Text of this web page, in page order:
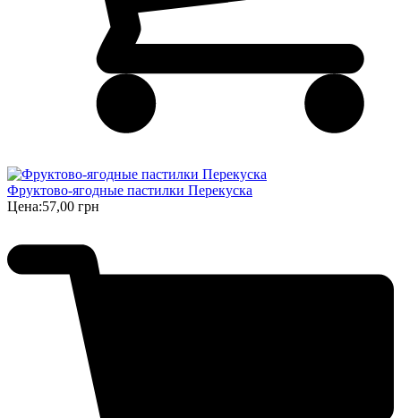
Фруктово-ягодные пастилки Перекуска
Цена:57,00 грн